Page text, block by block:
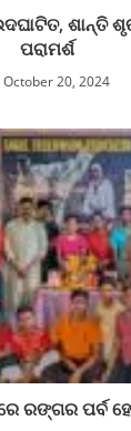
ଶାନ୍ତି
ପରାମର୍ଶ
October 20, 2024
ରଙ୍ଗର ପର୍ବ